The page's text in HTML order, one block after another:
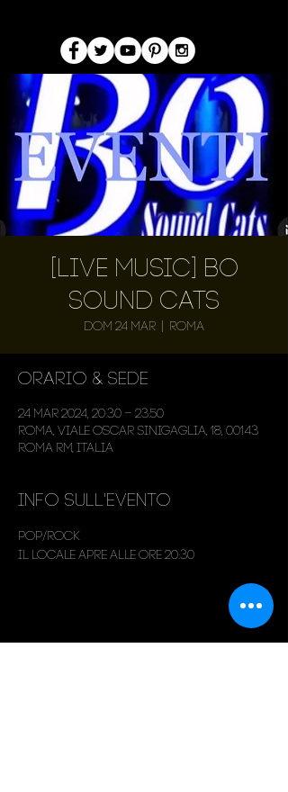
[Live Music] Bo
Sound Cats
dom 24 mar Roma
Orario & Sede
24 mar 2024, 20:30 – 23:50
Roma, Viale Oscar Sinigaglia, 18, 00143
Roma RM, Italia
Info sull'evento
Pop/Rock
Il locale apre alle ore 20:30